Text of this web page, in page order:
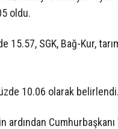
oldu.
15.57, SGK, Bağ-Kur,
10.06 olarak belirlendi.
Cumhurbaşkanı